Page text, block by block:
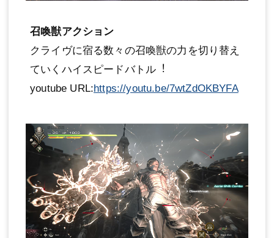
召喚獣アクション
クライヴに宿る数々の召喚獣の力を切り替え
ていくハイスピードバトル︕
youtube URL:https://youtu.be/7wtZdOKBYFA